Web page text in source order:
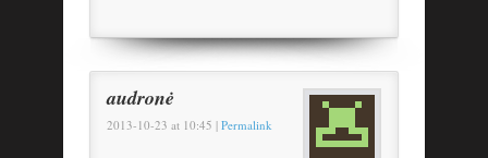
audronė
2013-10-23 at 10:45 | Permalink